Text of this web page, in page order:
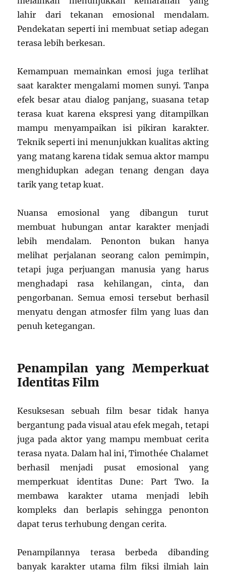
lahir dari tekanan emosional mendalam.
Pendekatan seperti ini membuat setiap adegan
terasa lebih berkesan.
Kemampuan memainkan emosi juga terlihat
saat karakter mengalami momen sunyi. Tanpa
efek besar atau dialog panjang, suasana tetap
terasa kuat karena ekspresi yang ditampilkan
mampu menyampaikan isi pikiran karakter.
Teknik seperti ini menunjukkan kualitas akting
yang matang karena tidak semua aktor mampu
menghidupkan adegan tenang dengan daya
tarik yang tetap kuat.
Nuansa emosional yang dibangun turut
membuat hubungan antar karakter menjadi
lebih mendalam. Penonton bukan hanya
melihat perjalanan seorang calon pemimpin,
tetapi juga perjuangan manusia yang harus
menghadapi rasa kehilangan, cinta, dan
pengorbanan. Semua emosi tersebut berhasil
menyatu dengan atmosfer film yang luas dan
penuh ketegangan.
Penampilan yang Memperkuat
Identitas Film
Kesuksesan sebuah film besar tidak hanya
bergantung pada visual atau efek megah, tetapi
juga pada aktor yang mampu membuat cerita
terasa nyata. Dalam hal ini,Timothée Chalamet
berhasil menjadi pusat emosional yang
memperkuat identitas Dune: Part Two. Ia
membawa karakter utama menjadi lebih
kompleks dan berlapis sehingga penonton
dapat terus terhubung dengan cerita.
Penampilannya terasa berbeda dibanding
banyak karakter utama film fiksi ilmiah lain